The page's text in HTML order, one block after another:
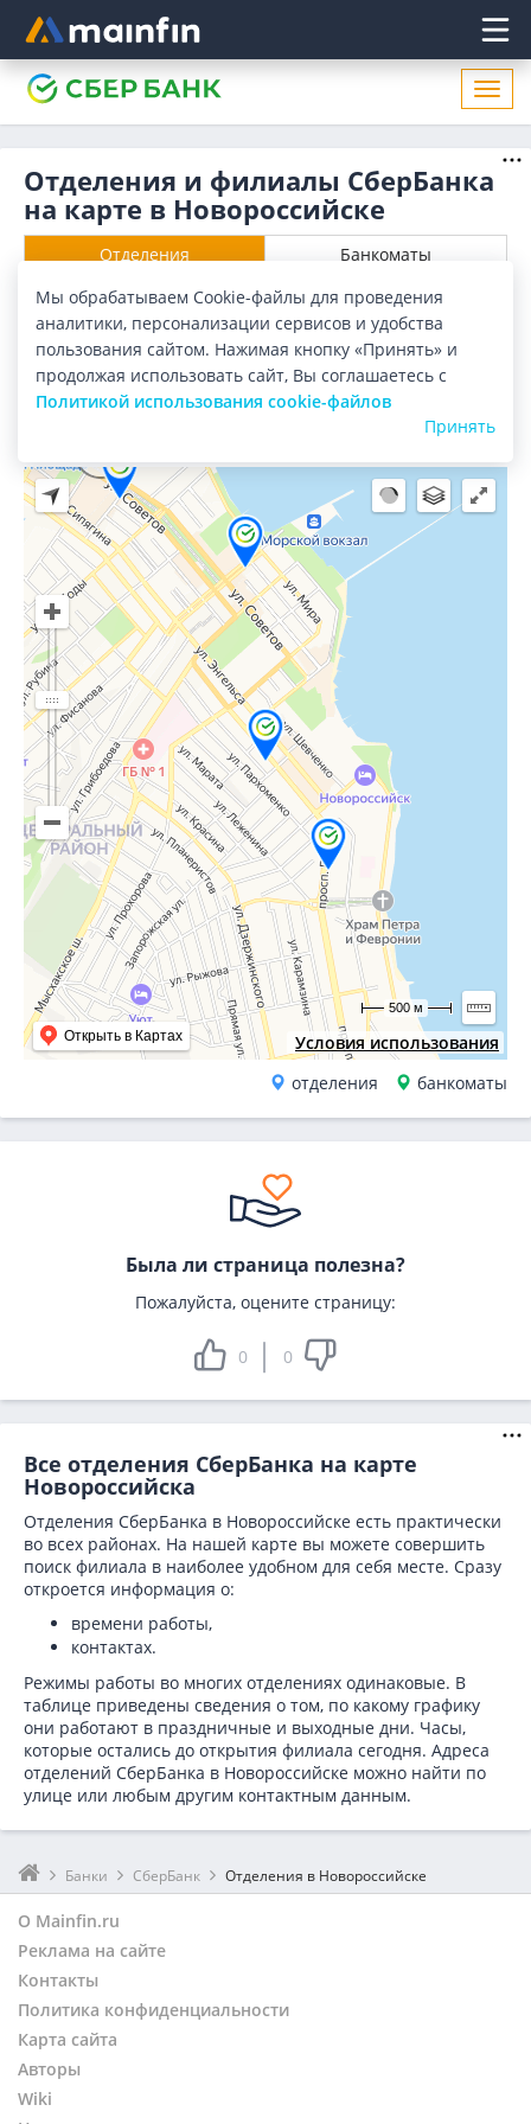
Главное меню
Отделения и филиалы СберБанка
на карте в Новороссийске
Отделения Банкоматы
Все банки Карта Список
Город:Новороссийск
Условия использования
Открыть в Картах
500 м
отделения банкоматы
Была ли страница полезна?
Пожалуйста, оцените страницу:
0 0
Все отделения СберБанка на карте
Новороссийска
Отделения СберБанка в Новороссийске есть практически
во всех районах. На нашей карте вы можете совершить
поиск филиала в наиболее удобном для себя месте. Сразу
откроется информация о:
времени работы,
контактах.
Режимы работы во многих отделениях одинаковые. В
таблице приведены сведения о том, по какому графику
они работают в праздничные и выходные дни. Часы,
которые остались до открытия филиала сегодня. Адреса
отделений СберБанка в Новороссийске можно найти по
улице или любым другим контактным данным.
Банки СберБанк Отделения в Новороссийске
О Mainfin.ru
Реклама на сайте
Контакты
Политика конфиденциальности
Карта сайта
Авторы
Wiki
Мы обрабатываем Cookie-файлы для проведения
аналитики, персонализации сервисов и удобства
пользования сайтом. Нажимая кнопку «Принять» и
продолжая использовать сайт, Вы соглашаетесь с
Политикой использования cookie-файлов
Принять